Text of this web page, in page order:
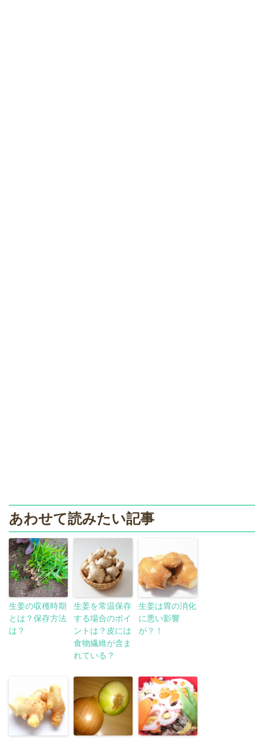
あわせて読みたい記事
生姜の収穫時期
とは？保存方法
は？
生姜を常温保存
する場合のポイ
ントは？皮には
食物繊維が含ま
れている？
生姜は胃の消化
に悪い影響
が？！